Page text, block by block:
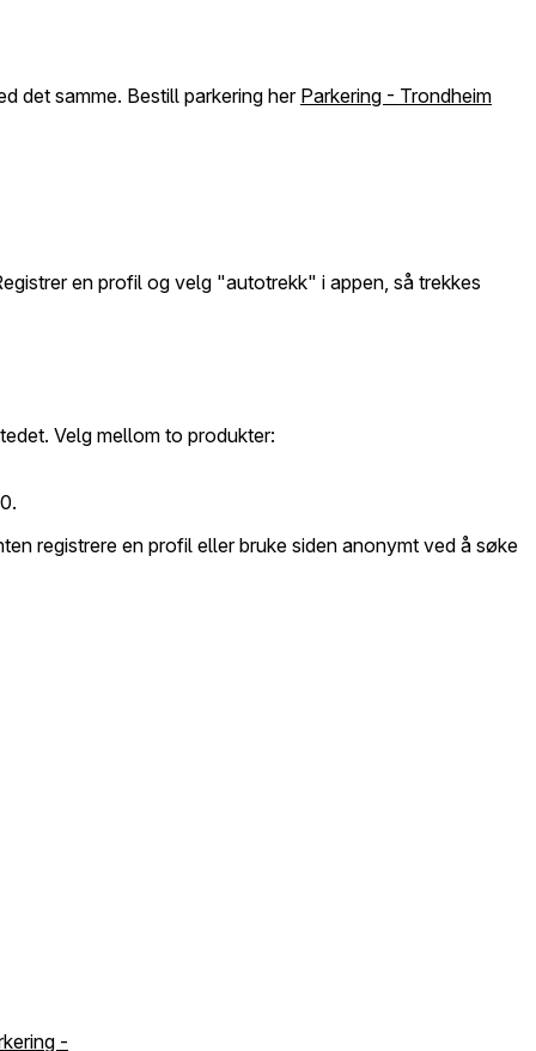
det samme. Bestill parkering her Parkering - Trondheim
en profil og velg "autotrekk" i appen, så trekkes
Velg mellom to produkter:
registrere en profil eller bruke siden anonymt ved å søke
-